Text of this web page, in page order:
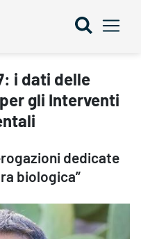
presentate per gli
i dati delle
gli Interventi
dedicate
biologica”